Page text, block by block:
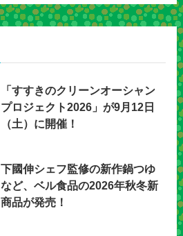
「すすきのクリーンオーシャン
プロジェクト2026」が9月12日
（土）に開催！
下國伸シェフ監修の新作鍋つゆ
など、ベル食品の2026年秋冬新
商品が発売！